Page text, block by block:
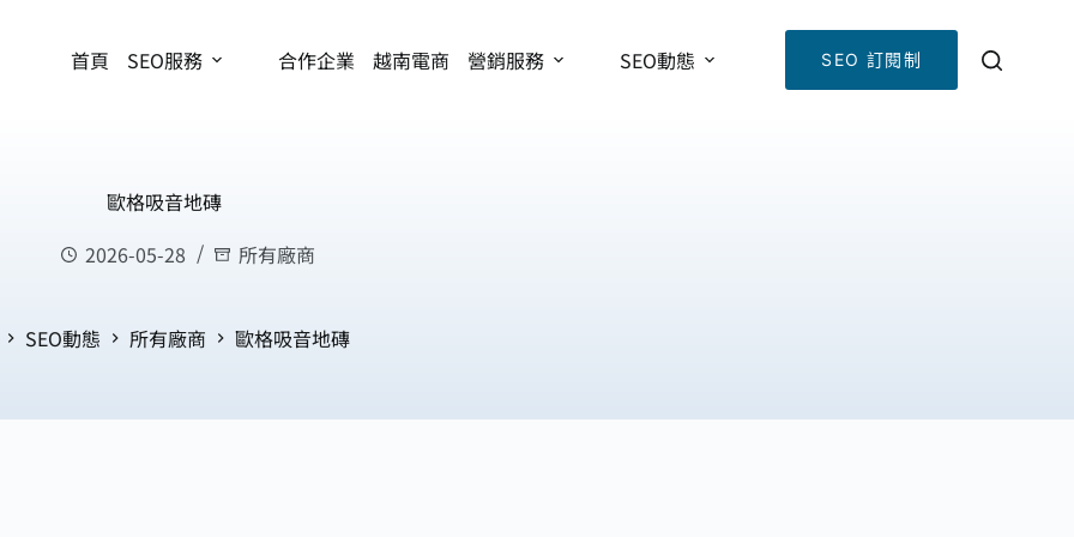
首頁 SEO服務 合作企業 越南電商 營銷服務 SEO動態 SEO 訂閱制
歐格吸音地磚
2026-05-28
所有廠商
SEO動態 所有廠商 歐格吸音地磚